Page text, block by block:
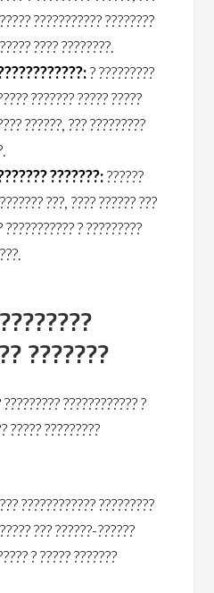
??????????? ????????
???? ????????.
? ?????????
??????? ????? ?????
??????, ??? ?????????
???????:??????
???, ???? ?????? ???
??????????? ? ?????????
???????
???????????? ?
????? ?????????
???????????? ?????????
??? ??????-??????
? ????? ???????